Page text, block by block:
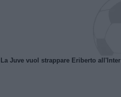
La Juve vuol strappare Eriberto all'Inter